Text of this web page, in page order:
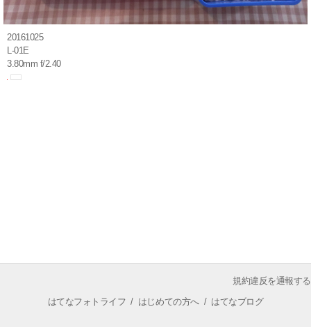
20161025
L-01E
3.80mm f/2.40
規約違反を通報する
はてなフォトライフ / はじめての方へ/ はてなブログ